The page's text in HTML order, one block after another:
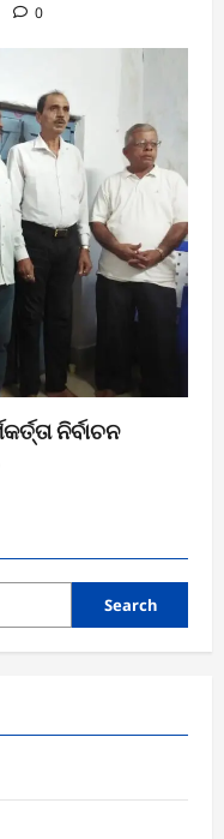
0
ନିର୍ବାଚନ
Search